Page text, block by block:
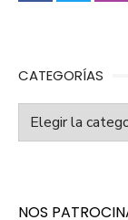
CATEGORÍAS
Categorías
NOS